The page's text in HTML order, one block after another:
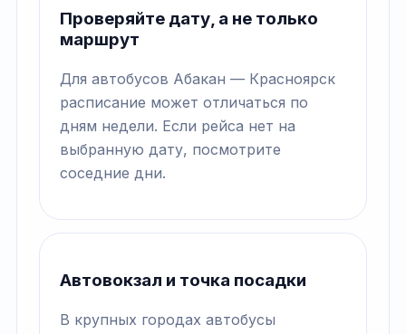
Проверяйте дату, а не только
маршрут
Для автобусов Абакан — Красноярск
расписание может отличаться по
дням недели. Если рейса нет на
выбранную дату, посмотрите
соседние дни.
Автовокзал и точка посадки
В крупных городах автобусы